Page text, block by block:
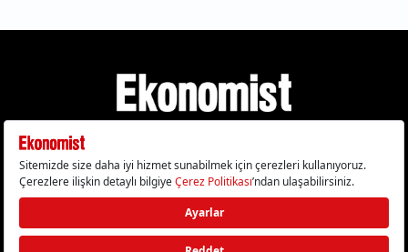
Gizlilik Politikası Çerez Politikası Çerezleri Sıfırla
KVKK Metni Künye İletişim